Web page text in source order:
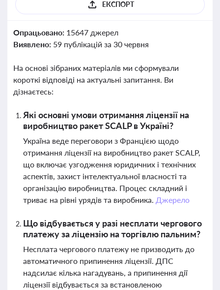
ЕКСПОРТ
Опрацьовано: 15647 джерел
Виявлено: 59 публікацій за 30 червня
На основі зібраних матеріалів ми сформували
короткі відповіді на актуальні запитання. Ви
дізнаєтесь:
Які основні умови отримання ліцензії на
виробництво ракет SCALP в Україні?
Україна веде переговори з Францією щодо
отримання ліцензії на виробництво ракет SCALP,
що включає узгодження юридичних і технічних
аспектів, захист інтелектуальної власності та
організацію виробництва. Процес складний і
триває на рівні урядів та виробника. Джерело
Що відбувається у разі несплати чергового
платежу за ліцензію на торгівлю пальним?
Несплата чергового платежу не призводить до
автоматичного припинення ліцензії. ДПС
надсилає кілька нагадувань, а припинення дії
ліцензії відбувається за встановленою